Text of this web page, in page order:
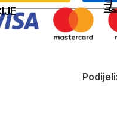
Podijeli: